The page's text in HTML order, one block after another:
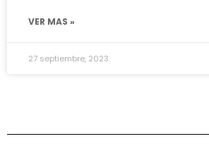
VER MAS »
27 septiembre, 2023